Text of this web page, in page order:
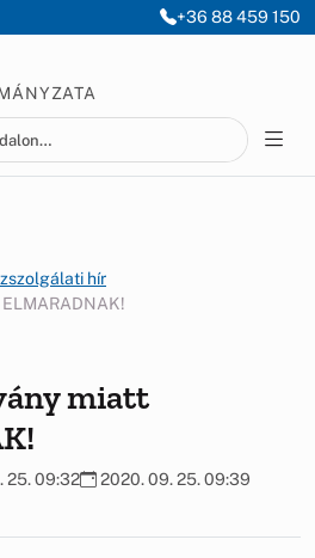
+36 88 459 150
hír
miatt
25. 09:32
2020. 09. 25. 09:39